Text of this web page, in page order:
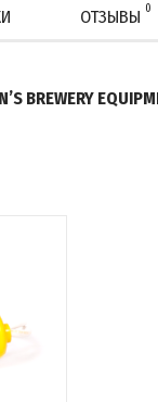
ОТЗЫВЫ 0
BREWERY